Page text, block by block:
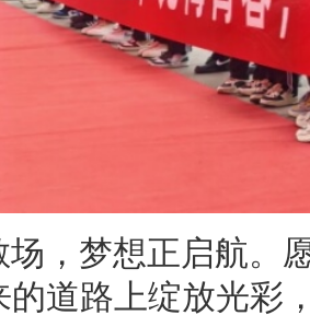
，梦想正启航。
道路上绽放光彩